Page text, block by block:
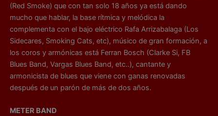
(Red Smoke) que con tan solo 18 años ya está dando
mucho que hablar, la base rítmica y melódica la
complementa con el bajo eléctrico Rafa Arrizabalaga (Los
Sidecares, Smoking Cats, etc), músico de gran formación, a
los coros y armónicas está Ferran Bosch (Clarke Si, FB
Blues Band, Vargas Blues Band, etc..), cantante y
armonicista de blues que viene con ganas renovadas
después de un parón de más de dos años.
METER BAND